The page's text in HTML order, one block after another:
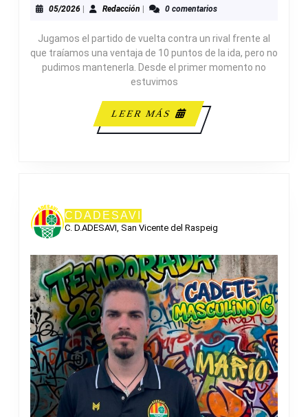
78-
CADETE
MASCULINO
05/202605/2026RedacciónRedacción0 comentarios
Jugamos el partido de vuelta contra un rival frente al
que traíamos una ventaja de 10 puntos de la ida, pero no
pudimos mantenerla. Desde el primer momento no
estuvimos
LEER MÁS
LEER
MÁS
CDADESAVI
C. D.ADESAVI, San Vicente del Raspeig